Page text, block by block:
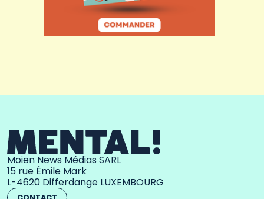
Moien News Médias SARL
15 rue Émile Mark
L-4620 Differdange LUXEMBOURG